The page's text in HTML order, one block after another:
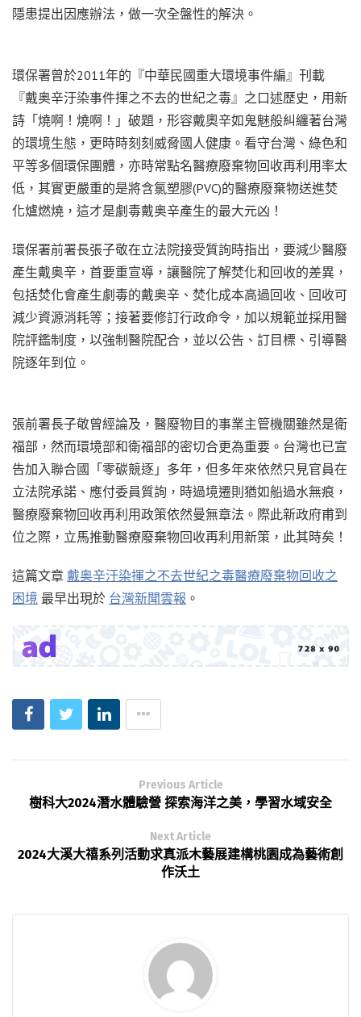
隱患提出因應辦法，做一次全盤性的解決。
環保署曾於2011年的『中華民國重大環境事件編』刊載
『戴奥辛汙染事件揮之不去的世紀之毒』之口述歷史，用新
詩「燒啊！燒啊！」破題，形容戴奧辛如鬼魅般糾纏著台灣
的環境生態，更時時刻刻威脅國人健康。看守台灣、綠色和
平等多個環保團體，亦時常點名醫療廢棄物回收再利用率太
低，其實更嚴重的是將含氯塑膠(PVC)的醫療廢棄物送進焚
化爐燃燒，這才是劇毒戴奥辛產生的最大元凶！
環保署前署長張子敬在立法院接受質詢時指出，要減少醫廢
產生戴奥辛，首要重宣導，讓醫院了解焚化和回收的差異，
包括焚化會產生劇毒的戴奥辛、焚化成本高過回收、回收可
減少資源消耗等；接著要修訂行政命令，加以規範並採用醫
院評鑑制度，以強制醫院配合，並以公告、訂目標、引導醫
院逐年到位。
張前署長子敬曾經論及，醫廢物目的事業主管機關雖然是衛
福部，然而環境部和衛福部的密切合更為重要。台灣也已宣
告加入聯合國「零碳競逐」多年，但多年來依然只見官員在
立法院承諾、應付委員質詢，時過境遷則猶如船過水無痕，
醫療廢棄物回收再利用政策依然曼無章法。際此新政府甫到
位之際，立馬推動醫療廢棄物回收再利用新策，此其時矣！
這篇文章 戴奥辛汙染揮之不去世紀之毒醫療廢棄物回收之
困境 最早出現於 台灣新聞雲報 。
Previous Article
樹科大2024潛水體驗營 探索海洋之美，學習水域安全
Next Article
2024大溪大禧系列活動求真派木藝展建構桃園成為藝術創
作沃土